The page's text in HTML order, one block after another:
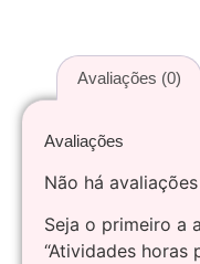
Avaliações (0)
Avaliações
Não há
Seja o primeiro a
“Atividades horas